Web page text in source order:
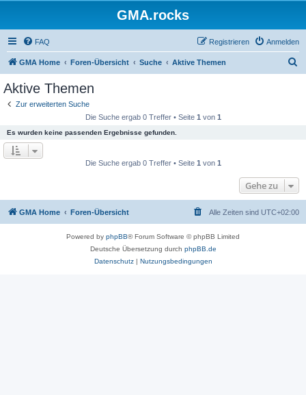
GMA.rocks
FAQ Anmelden
Registrieren
GMA Home Foren-Übersicht Suche Aktive Themen
Aktive Themen
Zur erweiterten Suche
Die Suche ergab 0 Treffer • Seite 1 von 1
Es wurden keine passenden Ergebnisse gefunden.
Die Suche ergab 0 Treffer • Seite 1 von 1
Gehe zu
GMA Home Foren-Übersicht Alle Zeiten sind UTC+02:00
Powered by phpBB® Forum Software © phpBB Limited
Deutsche Übersetzung durch phpBB.de
Datenschutz| Nutzungsbedingungen